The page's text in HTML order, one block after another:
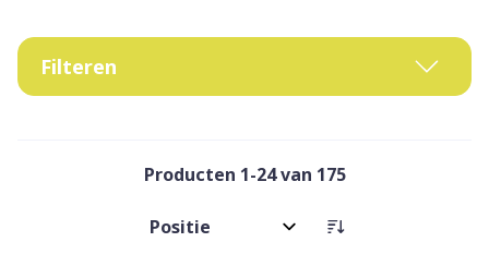
Filteren
Producten 1-24van 175
Sorteer op: